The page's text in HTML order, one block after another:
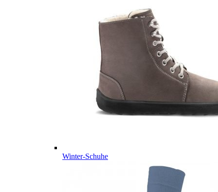
Winter-Schuhe